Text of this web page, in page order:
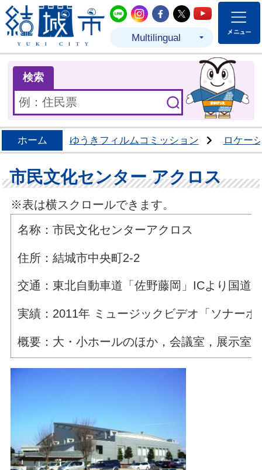
結城市公式LINE
結城市公式Instagram
結城市公式
結城市公式
結城市
Multilingual
検索
ホーム ゆうきフィルムコミッション ロケー
市民文化センター アクロス
※表は横スクロールできます。
名称：市民文化センターアクロス
住所：結城市中央町2-2
交通：東北自動車道「佐野藤岡」ICより国道
実績：2011年 ミュージックビデオ「ソナー
概要：大・小ホールのほか，会議室，展示室